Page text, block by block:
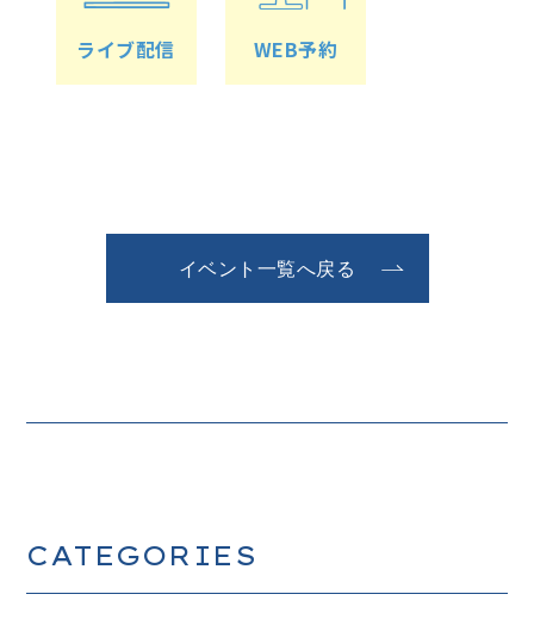
ライブ配信 WEB予約
イベント一覧へ戻る
CATEGORIES